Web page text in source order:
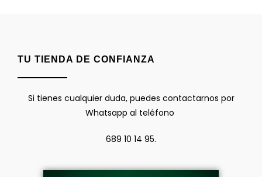
TU TIENDA DE CONFIANZA
Si tienes cualquier duda, puedes contactarnos por
Whatsapp al teléfono
689 10 14 95.